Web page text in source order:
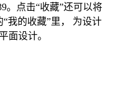
。点击“收藏”还可以将
我的收藏”里， 为设计
面设计。